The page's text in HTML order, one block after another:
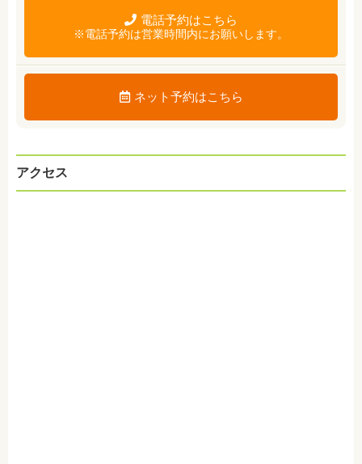
電話予約はこちら
※電話予約は営業時間内にお願いします。
ネット予約はこちら
アクセス